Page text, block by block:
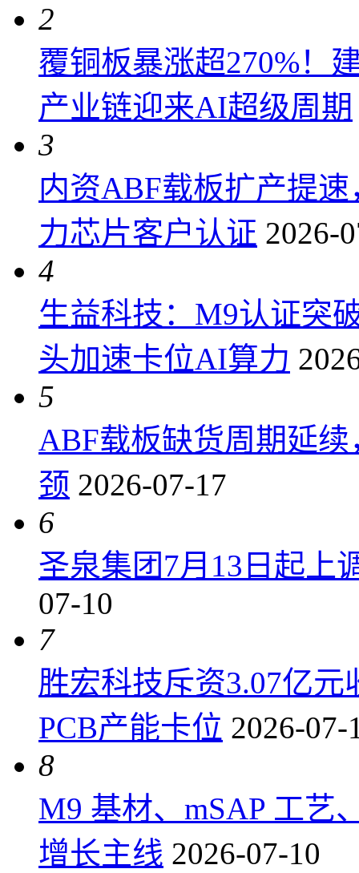
2
覆铜板暴涨超270%！
产业链迎来AI超级周期
3
内资ABF载板扩产提
力芯片客户认证 2026-
4
生益科技：M9认证突
头加速卡位AI算力
5
ABF载板缺货周期延
颈 2026-07-17
6
圣泉集团7月13日起上
07-10
7
胜宏科技斥资3.07亿
PCB产能卡位 2026-07-
8
M9 基材、mSAP 工艺
增长主线 2026-07-10